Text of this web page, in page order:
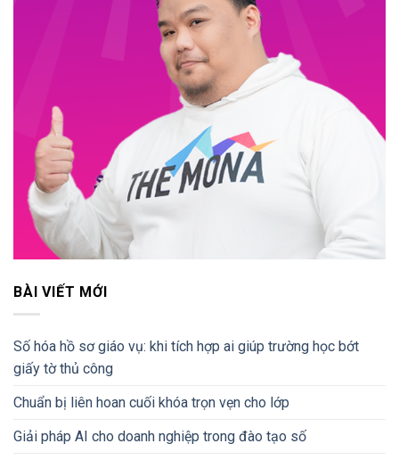
BÀI VIẾT MỚI
Số hóa hồ sơ giáo vụ: khi tích hợp ai giúp trường học bớt
giấy tờ thủ công
Chuẩn bị liên hoan cuối khóa trọn vẹn cho lớp
Giải pháp AI cho doanh nghiệp trong đào tạo số